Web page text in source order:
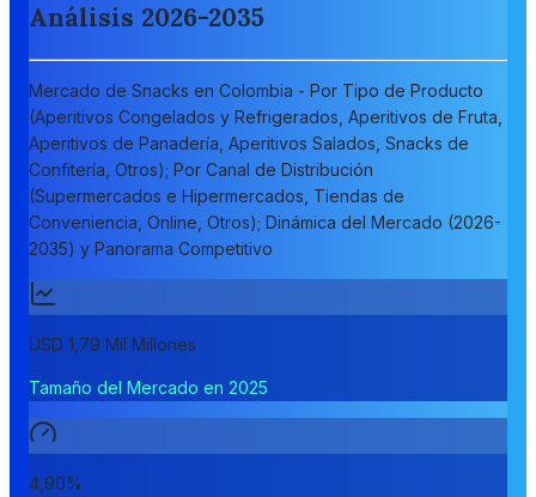
Análisis 2026-2035
Mercado de Snacks en Colombia - Por Tipo de Producto
(Aperitivos Congelados y Refrigerados, Aperitivos de Fruta,
Aperitivos de Panadería, Aperitivos Salados, Snacks de
Confitería, Otros); Por Canal de Distribución
(Supermercados e Hipermercados, Tiendas de
Conveniencia, Online, Otros); Dinámica del Mercado (2026-
2035) y Panorama Competitivo
USD 1,79 Mil Millones
Tamaño del Mercado en 2025
4,90%